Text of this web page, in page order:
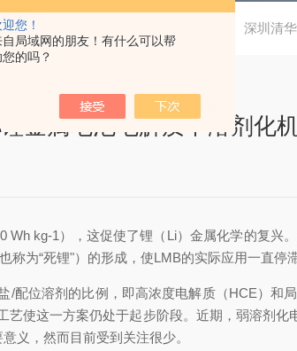
您！
自局域网的朋友！有什么可以帮
您的吗？
首页 【用户成果赏析】 深圳清
金属电池电解质中溶剂化
Wh kg-1 ），这促使了锂（ Li）金属化学的复兴
也称为“死锂"）的形成，使LMB的实际应用一直停
/配位溶剂的比例，即高浓度电解质（HCE）和
艺使这一方案仍处于起步阶段。近期，弱溶剂化
义，然而目前受到关注很少。